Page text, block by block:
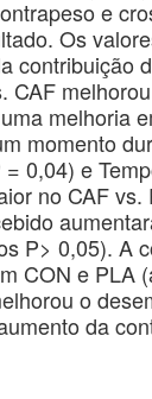
e
Os
contribuição
CAF
melhoria
momento
0,04) e
no CAF
P> 0,05). A
CON e PLA
o
da